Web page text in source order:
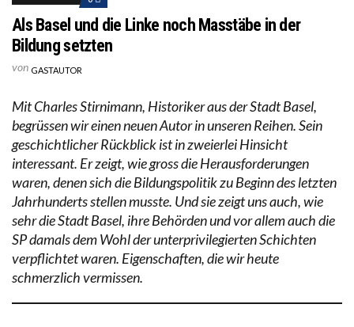
Als Basel und die Linke noch Masstäbe in der
Bildung setzten
von GASTAUTOR
Mit Charles Stirnimann, Historiker aus der Stadt Basel,
begrüssen wir einen neuen Autor in unseren Reihen. Sein
geschichtlicher Rückblick ist in zweierlei Hinsicht
interessant. Er zeigt, wie gross die Herausforderungen
waren, denen sich die Bildungspolitik zu Beginn des letzten
Jahrhunderts stellen musste. Und sie zeigt uns auch, wie
sehr die Stadt Basel, ihre Behörden und vor allem auch die
SP damals dem Wohl der unterprivilegierten Schichten
verpflichtet waren. Eigenschaften, die wir heute
schmerzlich vermissen.